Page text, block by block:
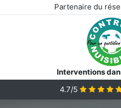
Partenaire du
Interventions
4.7/5